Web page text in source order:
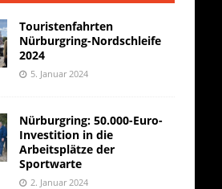
Touristenfahrten
Nürburgring-Nordschleife
2024
5. Januar 2024
Nürburgring: 50.000-Euro-
Investition in die
Arbeitsplätze der
Sportwarte
2. Januar 2024